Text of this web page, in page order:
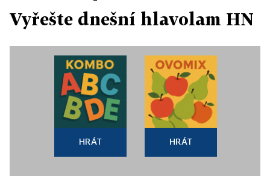
Vyřešte dnešní hlavolam HN
HRÁT HRÁT